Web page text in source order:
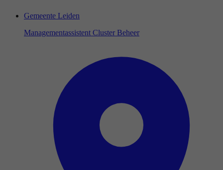
Gemeente Leiden
Managementassistent Cluster Beheer